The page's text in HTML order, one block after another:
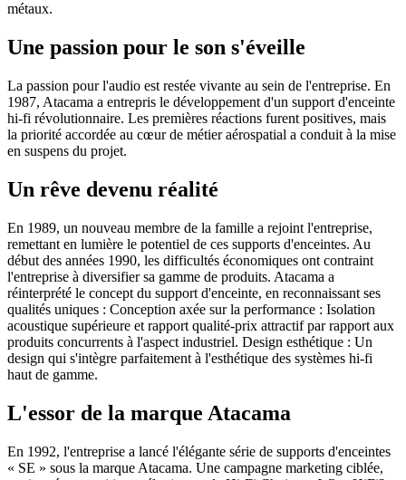
métaux.
Une passion pour le son s'éveille
La passion pour l'audio est restée vivante au sein de l'entreprise. En
1987, Atacama a entrepris le développement d'un support d'enceinte
hi-fi révolutionnaire. Les premières réactions furent positives, mais
la priorité accordée au cœur de métier aérospatial a conduit à la mise
en suspens du projet.
Un rêve devenu réalité
En 1989, un nouveau membre de la famille a rejoint l'entreprise,
remettant en lumière le potentiel de ces supports d'enceintes. Au
début des années 1990, les difficultés économiques ont contraint
l'entreprise à diversifier sa gamme de produits. Atacama a
réinterprété le concept du support d'enceinte, en reconnaissant ses
qualités uniques : Conception axée sur la performance : Isolation
acoustique supérieure et rapport qualité-prix attractif par rapport aux
produits concurrents à l'aspect industriel. Design esthétique : Un
design qui s'intègre parfaitement à l'esthétique des systèmes hi-fi
haut de gamme.
L'essor de la marque Atacama
En 1992, l'entreprise a lancé l'élégante série de supports d'enceintes
« SE » sous la marque Atacama. Une campagne marketing ciblée,